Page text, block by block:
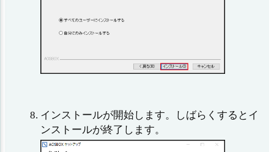
インストールが開始します。しばらくするとイ
ンストールが終了します。